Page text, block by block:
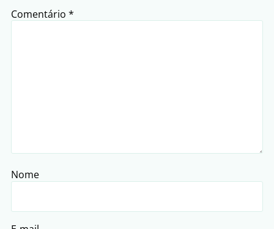
Comentário *
Nome